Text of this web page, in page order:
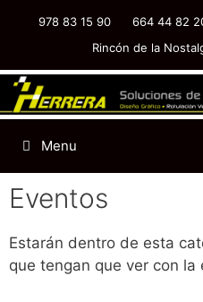
978 83 15 90 664 44 82
Rincón de la
Menu
Eventos
Estarán dentro de esta
que tengan que ver con la